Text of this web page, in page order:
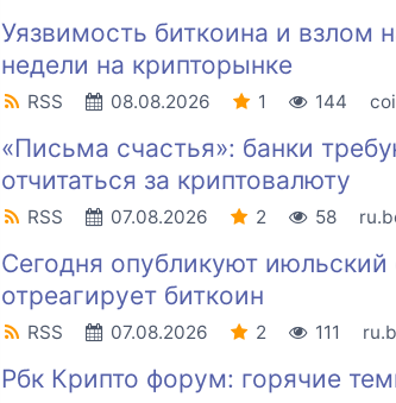
Уязвимость биткоина и взлом
недели на крипторынке
RSS 08.08.2026 1 144
«Письма счастья»: банки
отчитаться за криптовалюту
RSS 07.08.2026 2 58
Сегодня опубликуют
отреагирует биткоин
RSS 07.08.2026 2 111
Рбк Крипто форум: горячие